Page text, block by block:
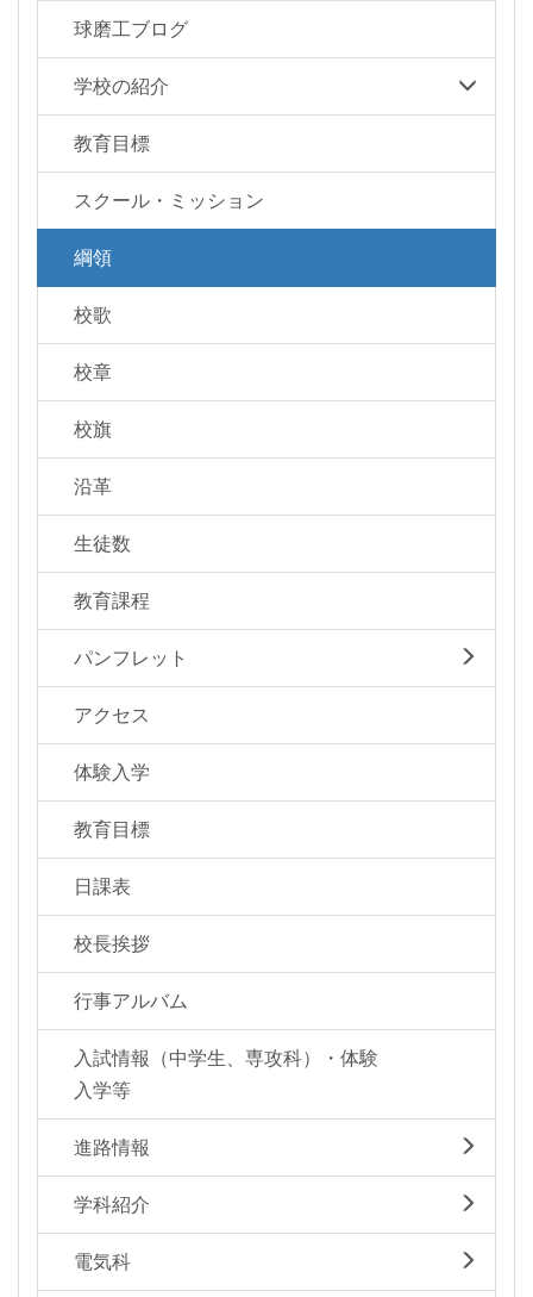
球磨工ブログ
学校の紹介
教育目標
スクール・ミッション
綱領
校歌
校章
校旗
沿革
生徒数
教育課程
パンフレット
アクセス
体験入学
教育目標
日課表
校長挨拶
行事アルバム
入試情報（中学生、専攻科）・体験
入学等
進路情報
学科紹介
電気科